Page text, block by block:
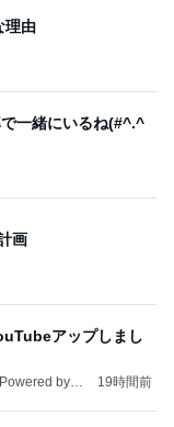
理由
一緒にいるね(#^.^
画
アップしまし
by A
19時間前